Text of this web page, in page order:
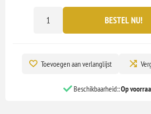
BESTEL NU!
Toevoegen aan verlanglijst
Beschikbaarheid::Op